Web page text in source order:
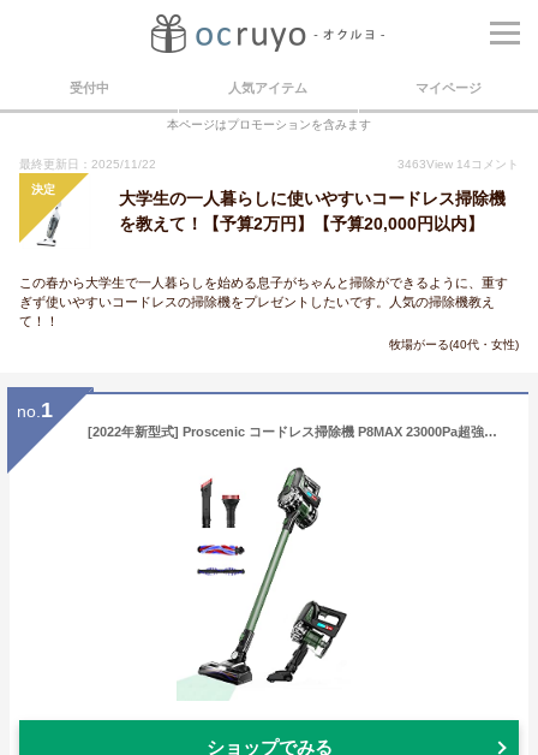
受付中 人気アイテム マイページ
本ページはプロモーションを含みます
最終更新日：2025/11/22 3463View 14 コメント
決定
大学生の一人暮らしに使いやすいコードレス掃除機
を教えて！【予算2万円】【予算20,000円以内】
この春から大学生で一人暮らしを始める息子がちゃんと掃除ができるように、重す
ぎず使いやすいコードレスの掃除機をプレゼントしたいです。人気の掃除機教え
て！！
牧場がーる(40代・女性)
no. 1
[2022年新型式] Proscenic コードレス掃除機 P8MAX 23000Pa超強力吸引 1.2Lダストカップ サイクロン掃除機 4Way 着脫式バッテリー コードレスクリーナー 多重濾過 壁掛け充電＆収納 スティッククリーナー カーペット/ソファー/カーテン/車用
ショップでみる